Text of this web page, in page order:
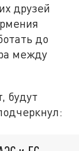
друзей
до
между
будут